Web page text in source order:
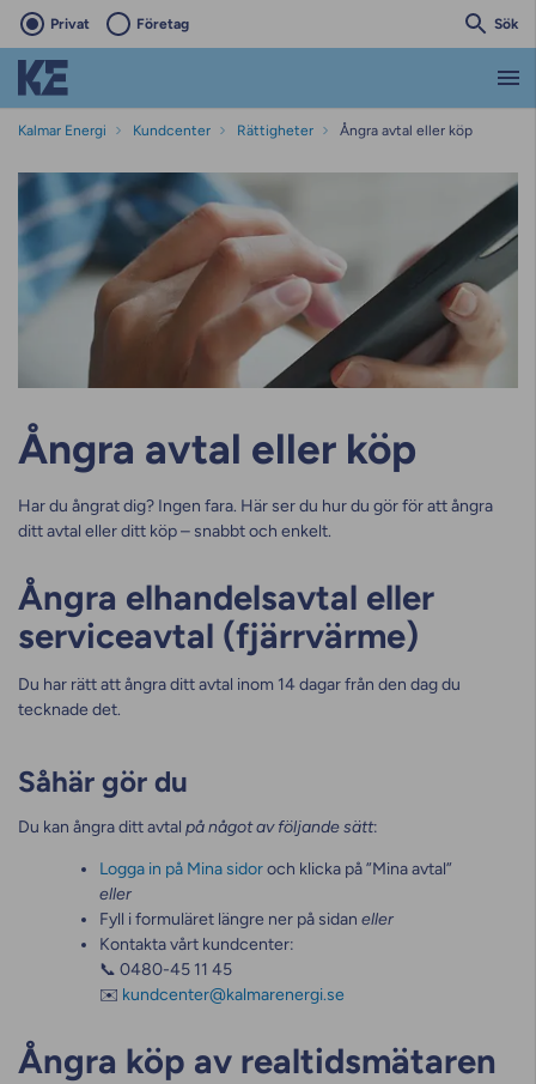
Privat Företag Sök
Kalmar Energi Kundcenter Rättigheter Ångra avtal eller köp
Ångra avtal eller köp
Har du ångrat dig? Ingen fara. Här ser du hur du gör för att ångra
ditt avtal eller ditt köp – snabbt och enkelt.
Ångra elhandelsavtal eller
serviceavtal (fjärrvärme)
Du har rätt att ångra ditt avtal inom 14 dagar från den dag du
tecknade det.
Såhär gör du
Du kan ångra ditt avtal på något av följande sätt:
Logga in på Mina sidoroch klicka på ”Mina avtal”
eller
Fyll i formuläret längre ner på sidaneller
Kontakta vårt kundcenter:
📞 0480-45 11 45
✉️ kundcenter@kalmarenergi.se
Ångra köp av realtidsmätaren